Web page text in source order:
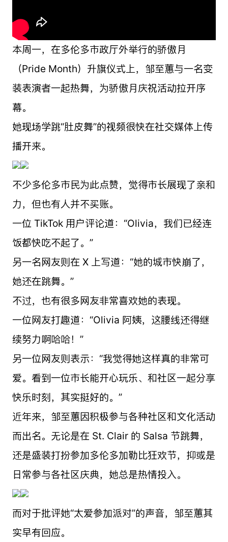
本周一，在多伦多市政厅外举行的骄傲月
（Pride Month）升旗仪式上，邹至蕙与一名变
装表演者一起热舞，为骄傲月庆祝活动拉开序
幕。
她现场学跳“肚皮舞”的视频很快在社交媒体上传
播开来。
不少多伦多市民为此点赞，觉得市长展现了亲和
力，但也有人并不买账。
一位 TikTok 用户评论道：“Olivia，我们已经连
饭都快吃不起了。”
另一名网友则在 X 上写道：“她的城市快崩了，
她还在跳舞。”
不过，也有很多网友非常喜欢她的表现。
一位网友打趣道：“Olivia 阿姨，这腰线还得继
续努力啊哈哈！”
另一位网友则表示：“我觉得她这样真的非常可
爱。看到一位市长能开心玩乐、和社区一起分享
快乐时刻，其实挺好的。”
近年来，邹至蕙因积极参与各种社区和文化活动
而出名。无论是在 St. Clair 的 Salsa 节跳舞，
还是盛装打扮参加多伦多加勒比狂欢节，抑或是
日常参与各社区庆典，她总是热情投入。
而对于批评她“太爱参加派对”的声音，邹至蕙其
实早有回应。